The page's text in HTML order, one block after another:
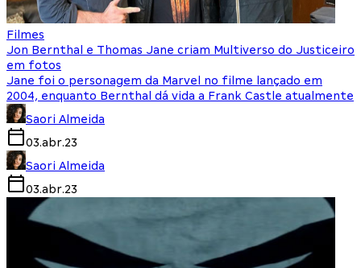
Filmes
Jon Bernthal e Thomas Jane criam Multiverso do Justiceiro
em fotos
Jane foi o personagem da Marvel no filme lançado em
2004, enquanto Bernthal dá vida a Frank Castle atualmente
Saori Almeida
03.abr.23
Saori Almeida
03.abr.23